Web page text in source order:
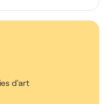
d'art